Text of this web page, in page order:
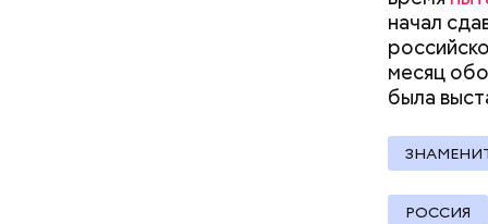
начал
месяц
была
РОССИЯ
Вред